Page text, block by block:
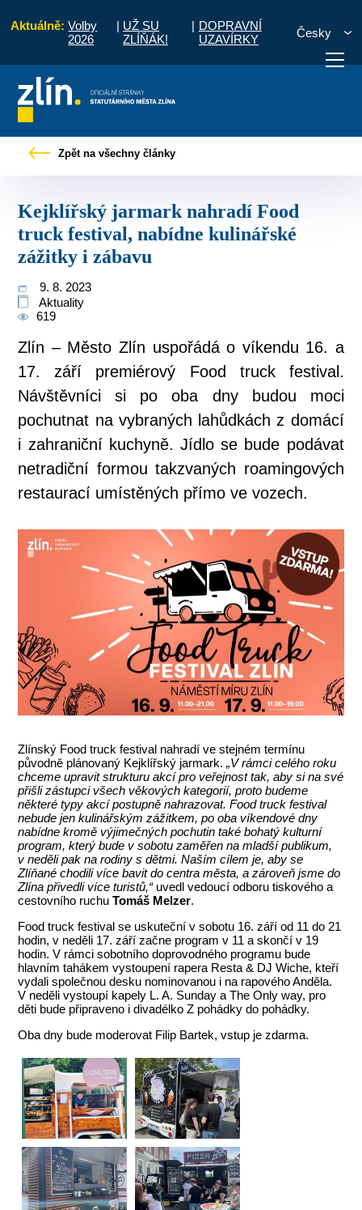
Aktuálně: Volby
2026
| UŽ SU
ZLÍŇÁK!
| DOPRAVNÍ
UZAVÍRKY
Česky
vyřídit Potřebuji zaplatit
Zpět na všechny články
Kejklířský jarmark nahradí Food
truck festival, nabídne kulinářské
zážitky i zábavu
9. 8. 2023
Aktuality
619
Zlín – Město Zlín uspořádá o víkendu 16. a
17. září premiérový Food truck festival.
Návštěvníci si po oba dny budou moci
pochutnat na vybraných lahůdkách z domácí
i zahraniční kuchyně. Jídlo se bude podávat
netradiční formou takzvaných roamingových
restaurací umístěných přímo ve vozech.
Zlínský Food truck festival nahradí ve stejném termínu
původně plánovaný Kejklířský jarmark.„V rámci celého roku
chceme upravit strukturu akcí pro veřejnost tak, aby si na své
přišli zástupci všech věkových kategorií, proto budeme
některé typy akcí postupně nahrazovat. Food truck festival
nebude jen kulinářským zážitkem, po oba víkendové dny
nabídne kromě výjimečných pochutin také bohatý kulturní
program, který bude v sobotu zaměřen na mladší publikum,
v neděli pak na rodiny s dětmi. Naším cílem je, aby se
Zlíňané chodili více bavit do centra města, a zároveň jsme do
Zlína přivedli více turistů,“uvedl vedoucí odboru tiskového a
cestovního ruchuTomáš Melzer.
Food truck festival se uskuteční v sobotu 16. září od 11 do 21
hodin, v neděli 17. září začne program v 11 a skončí v 19
hodin. V rámci sobotního doprovodného programu bude
hlavním tahákem vystoupení rapera Resta & DJ Wiche, kteří
vydali společnou desku nominovanou i na rapového Anděla.
V neděli vystoupí kapely L. A. Sunday a The Only way, pro
děti bude připraveno i divadélko Z pohádky do pohádky.
Oba dny bude moderovat Filip Bartek, vstup je zdarma.